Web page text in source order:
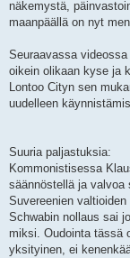
näkemystä,
maanpäällä on nyt
Seuraavassa
oikein olikaan kyse ja
Lontoo Cityn sen
uudelleen
Suuria paljastuksia:
Kommonistisessa
säännöstellä ja valvoa
Suvereenien
Schwabin nollaus sai
miksi. Oudointa tässä
yksityinen, ei